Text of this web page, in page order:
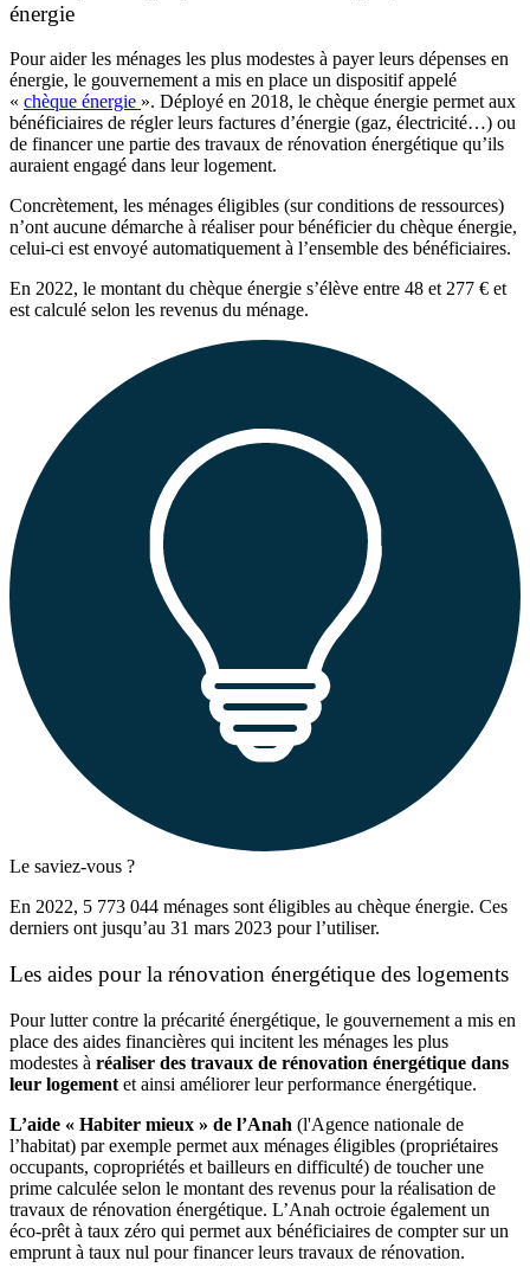
énergie
Pour aider les ménages les plus modestes à payer leurs dépenses en
énergie, le gouvernement a mis en place un dispositif appelé
« chèque énergie ». Déployé en 2018, le chèque énergie permet aux
bénéficiaires de régler leurs factures d’énergie (gaz, électricité…) ou
de financer une partie des travaux de rénovation énergétique qu’ils
auraient engagé dans leur logement.
Concrètement, les ménages éligibles (sur conditions de ressources)
n’ont aucune démarche à réaliser pour bénéficier du chèque énergie,
celui-ci est envoyé automatiquement à l’ensemble des bénéficiaires.
En 2022, le montant du chèque énergie s’élève entre 48 et 277 € et
est calculé selon les revenus du ménage.
Le saviez-vous ?
En 2022, 5 773 044 ménages sont éligibles au chèque énergie. Ces
derniers ont jusqu’au 31 mars 2023 pour l’utiliser.
Les aides pour la rénovation énergétique des logements
Pour lutter contre la précarité énergétique, le gouvernement a mis en
place des aides financières qui incitent les ménages les plus
modestes à réaliser des travaux de rénovation énergétique dans
leur logement et ainsi améliorer leur performance énergétique.
L’aide « Habiter mieux » de l’Anah (l'Agence nationale de
l’habitat) par exemple permet aux ménages éligibles (propriétaires
occupants, copropriétés et bailleurs en difficulté) de toucher une
prime calculée selon le montant des revenus pour la réalisation de
travaux de rénovation énergétique. L’Anah octroie également un
éco-prêt à taux zéro qui permet aux bénéficiaires de compter sur un
emprunt à taux nul pour financer leurs travaux de rénovation.